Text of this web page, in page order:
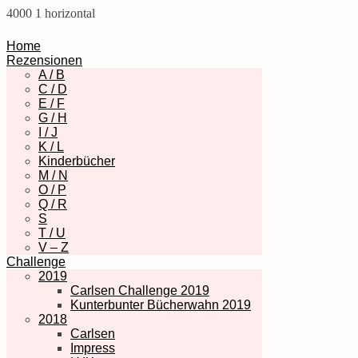
4000 1 horizontal
Home
Rezensionen
A / B
C / D
E / F
G / H
I / J
K / L
Kinderbücher
M / N
O / P
Q / R
S
T / U
V – Z
Challenge
2019
Carlsen Challenge 2019
Kunterbunter Bücherwahn 2019
2018
Carlsen
Impress